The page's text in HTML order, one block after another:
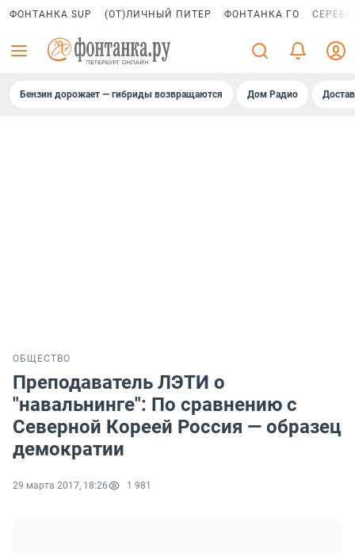
ФОНТАНКА SUP (ОТ)ЛИЧНЫЙ ПИТЕР ФОНТАНКА ГО
Бензин дорожает — гибриды возвращаются Дом Радио
ОБЩЕСТВО
Преподаватель ЛЭТИ о
"навальнинге": По сравнению с
Северной Кореей Россия — образец
демократии
29 марта 2017, 18:26 1 981